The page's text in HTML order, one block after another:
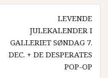
LEVENDE
JULEKALENDER I
GALLERIET SØNDAG 7.
DEC. + DE DESPERATES
POP-OP